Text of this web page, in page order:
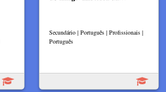
Secundário | Português | Profissionais |
Português